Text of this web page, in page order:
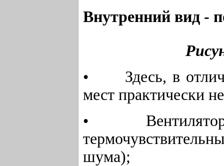
Внутренний вид -
• Здесь, в
мест практически
• Вентилятор
шума);